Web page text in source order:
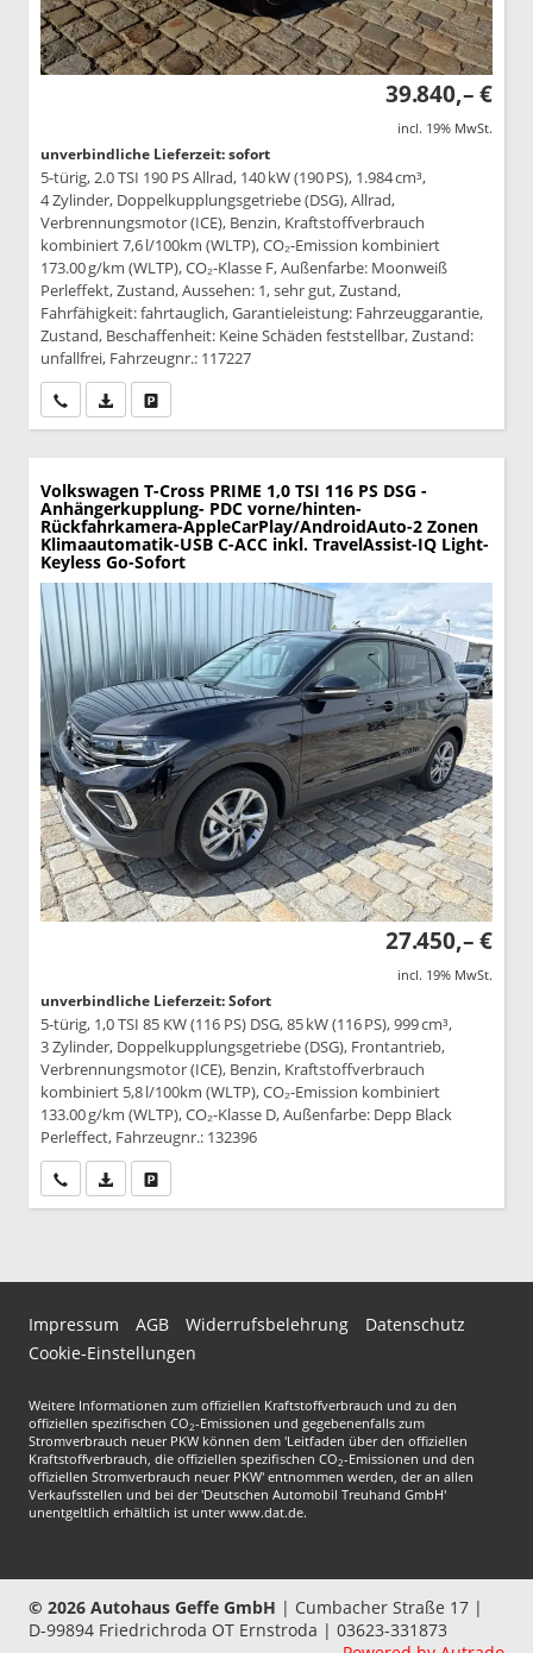
39.840,– €
incl. 19% MwSt.
unverbindliche Lieferzeit: sofort
5-türig, 2.0 TSI 190 PS Allrad, 140 kW (190 PS), 1.984 cm³,
4 Zylinder, Doppelkupplungsgetriebe (DSG), Allrad,
Verbrennungsmotor (ICE), Benzin, Kraftstoffverbrauch
kombiniert 7,6 l/100km (WLTP), CO₂-Emission kombiniert
173.00 g/km (WLTP), CO₂-Klasse F, Außenfarbe: Moonweiß
Perleffekt, Zustand, Aussehen: 1, sehr gut, Zustand,
Fahrfähigkeit: fahrtauglich, Garantieleistung: Fahrzeuggarantie,
Zustand, Beschaffenheit: Keine Schäden feststellbar, Zustand:
unfallfrei, Fahrzeugnr.: 117227
Wir rufen Sie anPDF-Datei, Fahrzeugexposé drucken
Volkswagen T-Cross PRIME 1,0 TSI 116 PS DSG -
Anhängerkupplung- PDC vorne/hinten-
Rückfahrkamera-AppleCarPlay/AndroidAuto-2 Zonen
Klimaautomatik-USB C-ACC inkl. TravelAssist-IQ Light-
Keyless Go-Sofort
27.450,– €
incl. 19% MwSt.
unverbindliche Lieferzeit: Sofort
5-türig, 1,0 TSI 85 KW (116 PS) DSG, 85 kW (116 PS), 999 cm³,
3 Zylinder, Doppelkupplungsgetriebe (DSG), Frontantrieb,
Verbrennungsmotor (ICE), Benzin, Kraftstoffverbrauch
kombiniert 5,8 l/100km (WLTP), CO₂-Emission kombiniert
133.00 g/km (WLTP), CO₂-Klasse D, Außenfarbe: Depp Black
Perleffect, Fahrzeugnr.: 132396
Wir rufen Sie anPDF-Datei, Fahrzeugexposé drucken
Impressum AGB Widerrufsbelehrung
Datenschutz
Cookie-Einstellungen
Weitere Informationen zum offiziellen Kraftstoffverbrauch und zu den
offiziellen spezifischen CO2-Emissionen und gegebenenfalls zum
Stromverbrauch neuer PKW können dem 'Leitfaden über den offiziellen
Kraftstoffverbrauch, die offiziellen spezifischen CO2-Emissionen und den
offiziellen Stromverbrauch neuer PKW' entnommen werden, der an allen
Verkaufsstellen und bei der 'Deutschen Automobil Treuhand GmbH'
unentgeltlich erhältlich ist unter www.dat.de.
© 2026 Autohaus Geffe GmbH | Cumbacher Straße 17 |
D-99894 Friedrichroda OT Ernstroda | 03623-331873